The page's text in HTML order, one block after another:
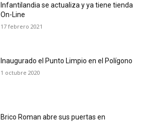
Infantilandia se actualiza y ya tiene tienda
On-Line
17 febrero 2021
Inaugurado el Punto Limpio en el Polígono
1 octubre 2020
Brico Roman abre sus puertas en